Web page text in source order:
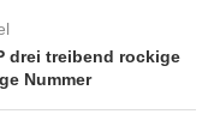
drei treibend rockige
Nummer